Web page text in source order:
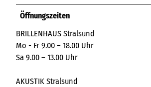
Öffnungszeiten
BRILLENHAUS Stralsund
Mo - Fr 9.00 – 18.00 Uhr
Sa 9.00 – 13.00 Uhr
AKUSTIK Stralsund